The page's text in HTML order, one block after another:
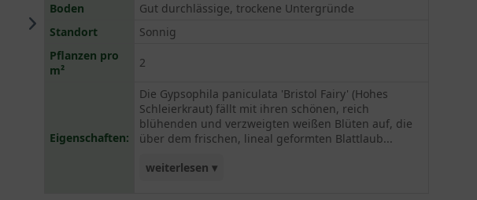
Boden
Gut durchlässige, trockene Untergründe
Standort
Sonnig
Pflanzen pro
m²
2
Eigenschaften:
Die Gypsophila paniculata 'Bristol Fairy' (Hohes
Schleierkraut) fällt mit ihren schönen, reich
blühenden und verzweigten weißen Blüten auf, die
über dem frischen, lineal geformten Blattlaub...
weiterlesen ▾